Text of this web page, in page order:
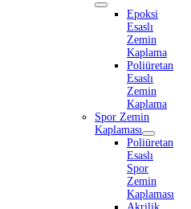
Epoksi
Esaslı
Zemin
Kaplama
Poliüretan
Esaslı
Zemin
Kaplama
Spor Zemin
Kaplaması
Poliüretan
Esaslı
Spor
Zemin
Kaplaması